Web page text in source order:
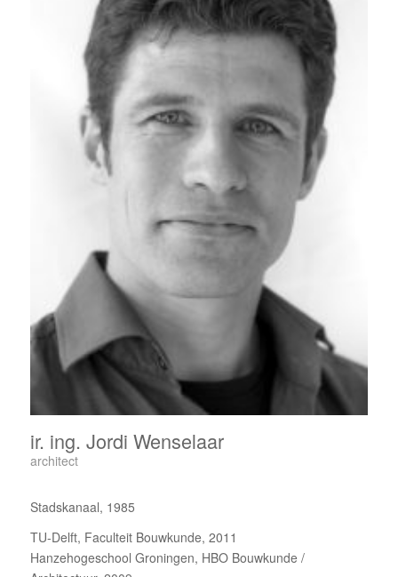
ir. ing. Jordi Wenselaar
architect
Stadskanaal, 1985
TU-Delft, Faculteit Bouwkunde, 2011
Hanzehogeschool Groningen, HBO Bouwkunde /